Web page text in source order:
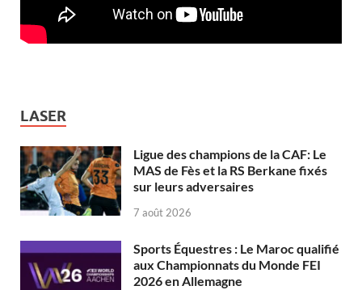
LASER
Ligue des champions de la CAF: Le
MAS de Fès et la RS Berkane fixés
sur leurs adversaires
7 août 2026
Sports Équestres : Le Maroc qualifié
aux Championnats du Monde FEI
2026 en Allemagne